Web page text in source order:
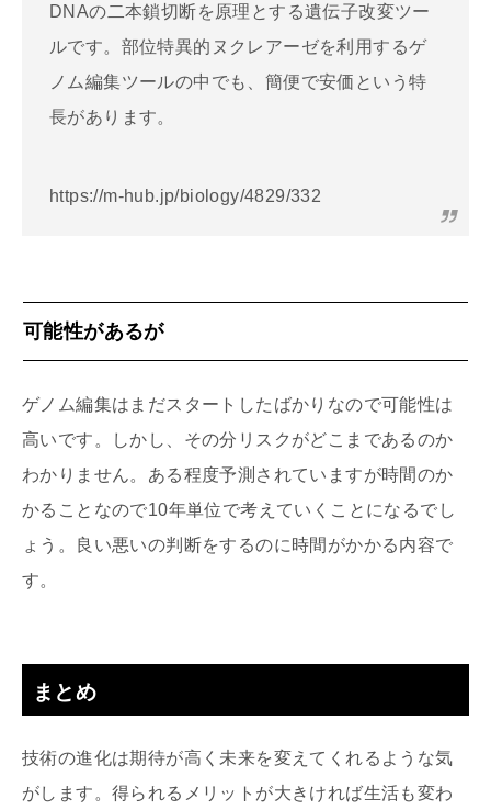
DNAの二本鎖切断を原理とする遺伝子改変ツー
ルです。部位特異的ヌクレアーゼを利用するゲ
ノム編集ツールの中でも、簡便で安価という特
長があります。
https://m-hub.jp/biology/4829/332
可能性があるが
ゲノム編集はまだスタートしたばかりなので可能性は
高いです。しかし、その分リスクがどこまであるのか
わかりません。ある程度予測されていますが時間のか
かることなので10年単位で考えていくことになるでし
ょう。良い悪いの判断をするのに時間がかかる内容で
す。
まとめ
技術の進化は期待が高く未来を変えてくれるような気
がします。得られるメリットが大きければ生活も変わ